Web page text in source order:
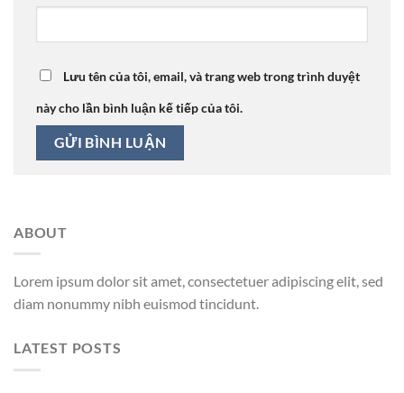
Lưu tên của tôi, email, và trang web trong trình duyệt
này cho lần bình luận kế tiếp của tôi.
ABOUT
Lorem ipsum dolor sit amet, consectetuer adipiscing elit, sed
diam nonummy nibh euismod tincidunt.
LATEST POSTS